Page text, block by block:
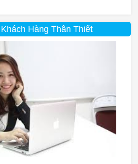
Hàng Thân Thiết